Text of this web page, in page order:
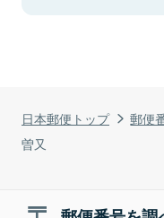
日本郵便トップ 郵便
曽又